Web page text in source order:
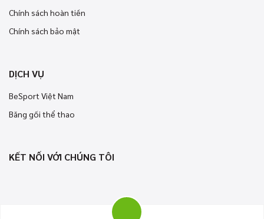
Chính sách hoàn tiền
Chính sách bảo mật
DỊCH VỤ
BeSport Việt Nam
Băng gối thể thao
KẾT NỐI VỚI CHÚNG TÔI